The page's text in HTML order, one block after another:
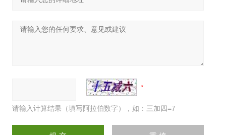
请输入计算结果（填写阿拉伯数字），如：三加四=7